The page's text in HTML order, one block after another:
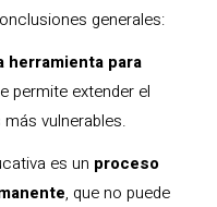
generales:
herramienta para
permite extender el
vulnerables.
es un proceso
, que no puede